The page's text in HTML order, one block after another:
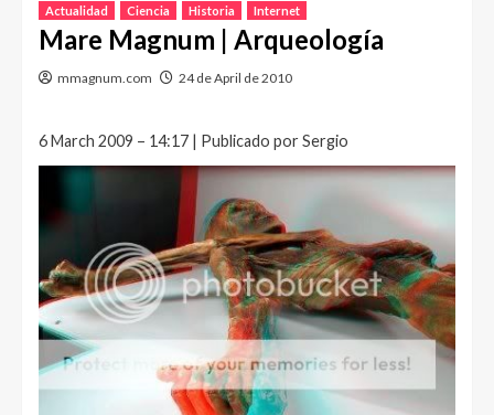
Actualidad Ciencia Historia Internet
Mare Magnum | Arqueología
mmagnum.com 24 de April de 2010
6 March 2009 – 14:17 | Publicado por Sergio